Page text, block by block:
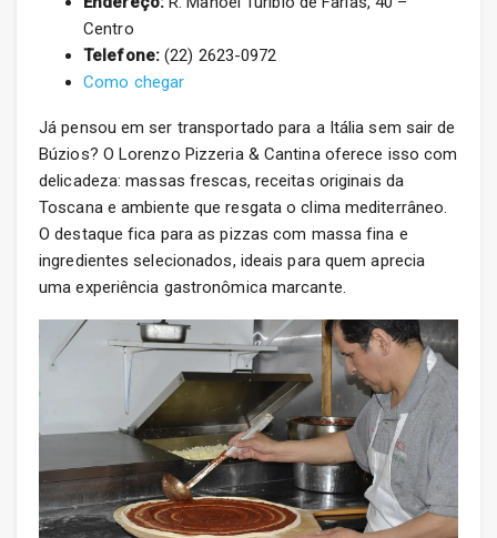
Centro
Telefone:(22) 2623-0972
Como chegar
Já pensou em ser transportado para a Itália sem sair de
Búzios? O Lorenzo Pizzeria & Cantina oferece isso com
delicadeza: massas frescas, receitas originais da
Toscana e ambiente que resgata o clima mediterrâneo.
O destaque fica para as pizzas com massa fina e
ingredientes selecionados, ideais para quem aprecia
uma experiência gastronômica marcante.